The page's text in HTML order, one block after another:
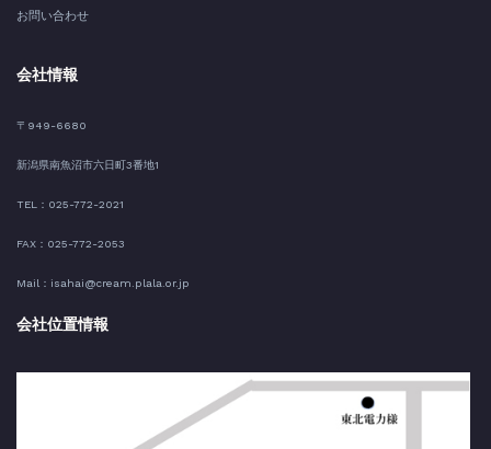
お問い合わせ
会社情報
〒949-6680
新潟県南魚沼市六日町3番地1
TEL：025-772-2021
FAX：025-772-2053
Mail：isahai@cream.plala.or.jp
会社位置情報